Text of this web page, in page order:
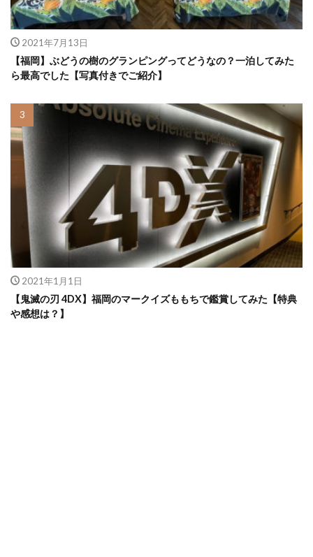
2021年7月13日
【福岡】ぶどうの樹のグランピングってどうなの？一泊してみた
ら最高でした【写真付きでご紹介】
2021年1月1日
【鬼滅の刃 4DX】福岡のマークイズももちで鑑賞してみた【特典
や感想は？】